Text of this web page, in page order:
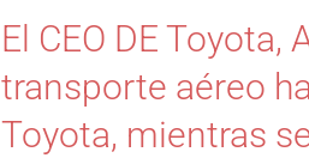
El CEO DE Toyota,
transporte aéreo
Toyota, mientras